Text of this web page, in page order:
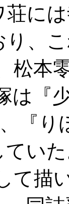
に
、
松本
は『
『
い
て描